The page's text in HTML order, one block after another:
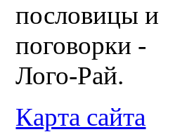
пословицы и
поговорки -
Лого-Рай.
Карта сайта